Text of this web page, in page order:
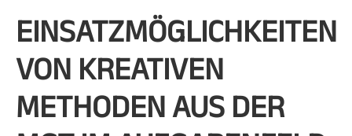
EINSATZMÖGLICHKEITEN
VON KREATIVEN
METHODEN AUS DER